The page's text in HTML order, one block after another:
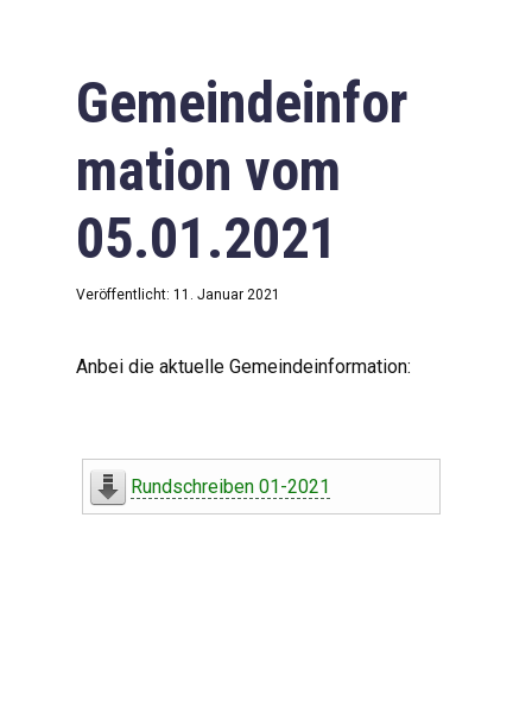
Gemeindeinfor
mation vom
05.01.2021
Veröffentlicht: 11. Januar 2021
Anbei die aktuelle Gemeindeinformation:
Rundschreiben 01-2021